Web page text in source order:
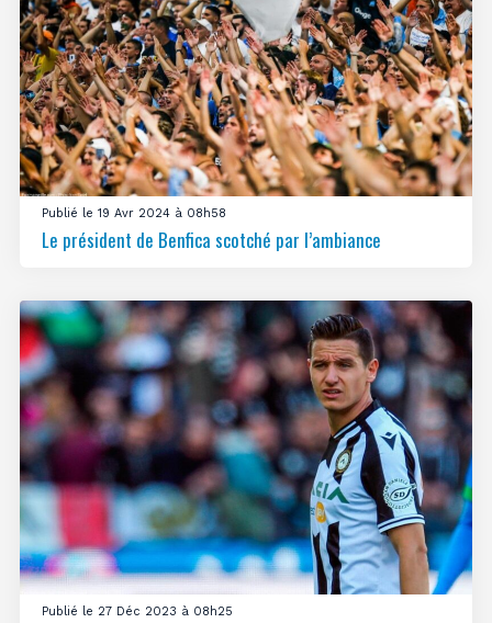
Publié le 19 Avr 2024 à 08h58
Le président de Benfica scotché par l’ambiance
Publié le 27 Déc 2023 à 08h25